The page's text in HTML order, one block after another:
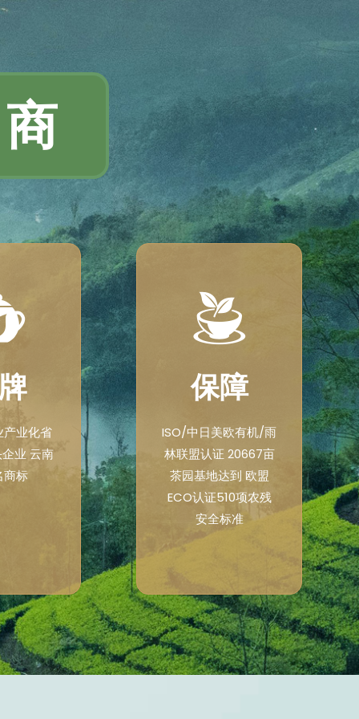
产业化省
业 云南
商标

保障
ISO/中日美欧有机/雨
林联盟认证 20667亩
茶园基地达到 欧盟
ECO认证510项农残
安全标准